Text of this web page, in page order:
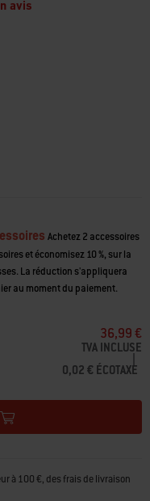
avis
Achetez 2 accessoires
et économisez 10 %, sur la
La réduction s'appliquera
au moment du paiement.
36,99 €
TVA INCLUSE
0,02 € ÉCOTAXE
à 100 €, des frais de livraison